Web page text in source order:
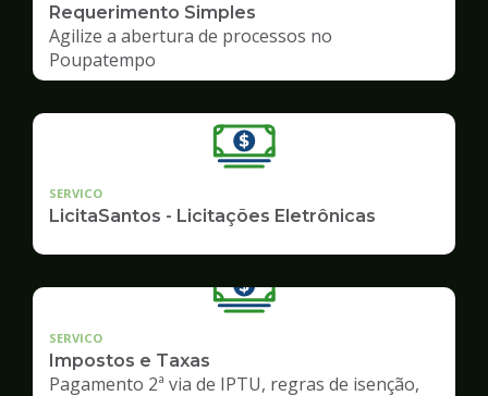
Requerimento Simples
Agilize a abertura de processos no
Poupatempo
SERVICO
LicitaSantos - Licitações Eletrônicas
SERVICO
Impostos e Taxas
Pagamento 2ª via de IPTU, regras de isenção,